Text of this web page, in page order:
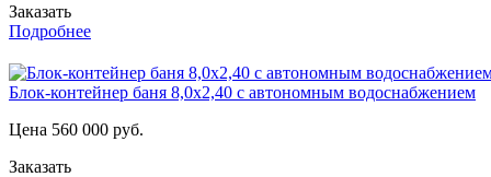
Заказать
Подробнее
Блок-контейнер баня 8,0х2,40 с автономным водоснабжением
Цена 560 000 руб.
Заказать